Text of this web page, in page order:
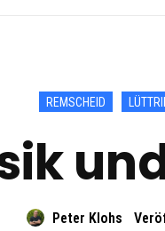
REMSCHEID
Peter Klohs